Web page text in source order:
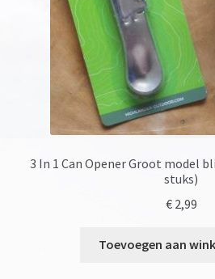
3 In 1 Can Opener Groot model
stuks)
€2,99
Toevoegen aan